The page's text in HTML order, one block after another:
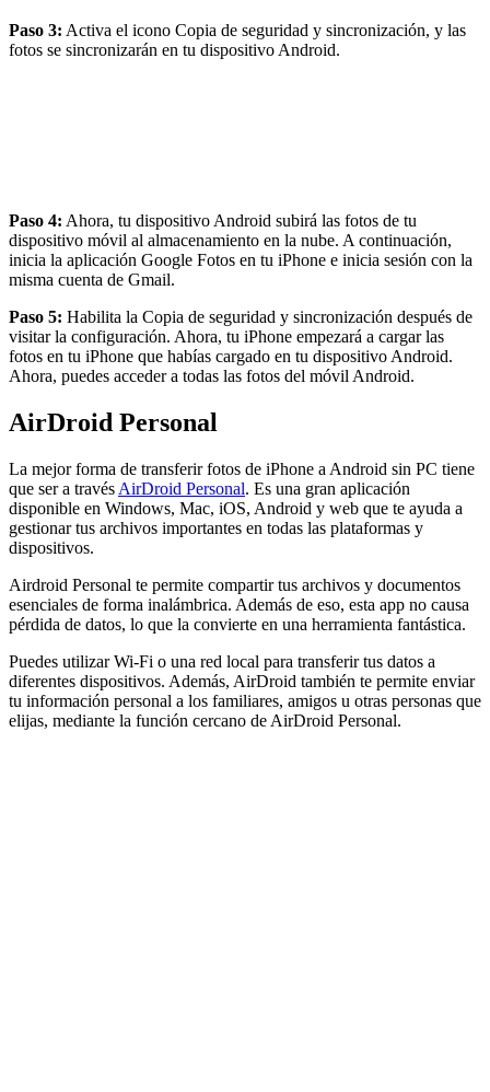
Paso 3: Activa el icono Copia de seguridad y sincronización, y las
fotos se sincronizarán en tu dispositivo Android.
Paso 4: Ahora, tu dispositivo Android subirá las fotos de tu
dispositivo móvil al almacenamiento en la nube. A continuación,
inicia la aplicación Google Fotos en tu iPhone e inicia sesión con la
misma cuenta de Gmail.
Paso 5: Habilita la Copia de seguridad y sincronización después de
visitar la configuración. Ahora, tu iPhone empezará a cargar las
fotos en tu iPhone que habías cargado en tu dispositivo Android.
Ahora, puedes acceder a todas las fotos del móvil Android.
AirDroid Personal
La mejor forma de transferir fotos de iPhone a Android sin PC tiene
que ser a través AirDroid Personal. Es una gran aplicación
disponible en Windows, Mac, iOS, Android y web que te ayuda a
gestionar tus archivos importantes en todas las plataformas y
dispositivos.
Airdroid Personal te permite compartir tus archivos y documentos
esenciales de forma inalámbrica. Además de eso, esta app no causa
pérdida de datos, lo que la convierte en una herramienta fantástica.
Puedes utilizar Wi-Fi o una red local para transferir tus datos a
diferentes dispositivos. Además, AirDroid también te permite enviar
tu información personal a los familiares, amigos u otras personas que
elijas, mediante la función cercano de AirDroid Personal.